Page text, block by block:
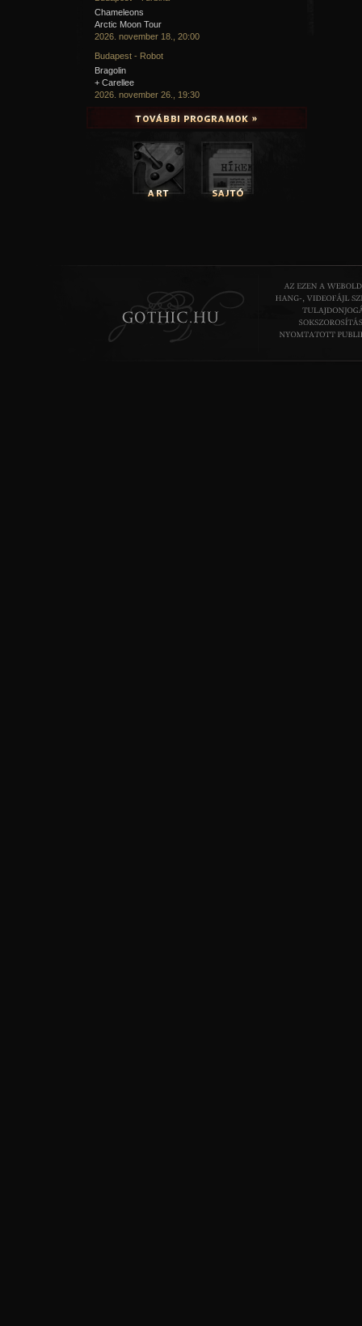
Chameleons
Arctic Moon Tour
2026. november 18., 20:00
Budapest - Robot
Bragolin
+ Carellee
2026. november 26., 19:30